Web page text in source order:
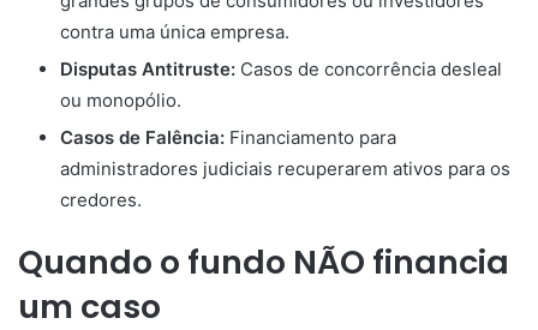
contra uma única empresa.
Disputas Antitruste: Casos de concorrência desleal
ou monopólio.
Casos de Falência: Financiamento para
administradores judiciais recuperarem ativos para os
credores.
Quando o fundo NÃO financia
um caso